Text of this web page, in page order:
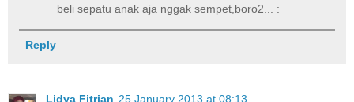
beli sepatu anak aja nggak sempet,boro2... :
Reply
Lidya Fitrian 25 January 2013 at 08:13